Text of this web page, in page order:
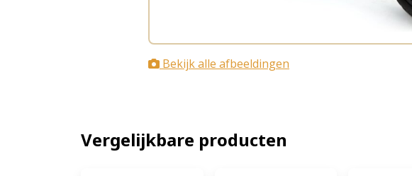
Bekijk alle afbeeldingen
Vergelijkbare producten